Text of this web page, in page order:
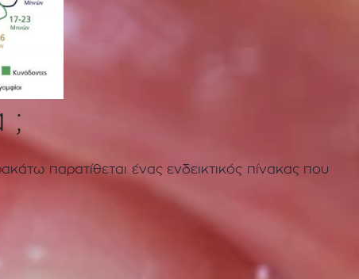
;
παρατίθεται ένας ενδεικτικός πίνακας που